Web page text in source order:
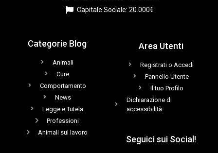
Capitale Sociale: 20.000€
Categorie Blog
Animali
Cure
Comportamento
News
Legge e Tutela
Professioni
Animali sul lavoro
Area Utenti
Registrati o Accedi
Pannello Utente
Il tuo Profilo
Dichiarazione di
accessibilità
Seguici sui Social!